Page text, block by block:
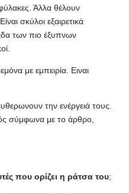
Άλλα θέλουν
σκύλοι εξαιρετικά
των πιο έξυπνων
με εμπειρία. Ειναι
την ενέργειά τους.
σύμφωνα με το άρθρο,
που ορίζει η ράτσα του;